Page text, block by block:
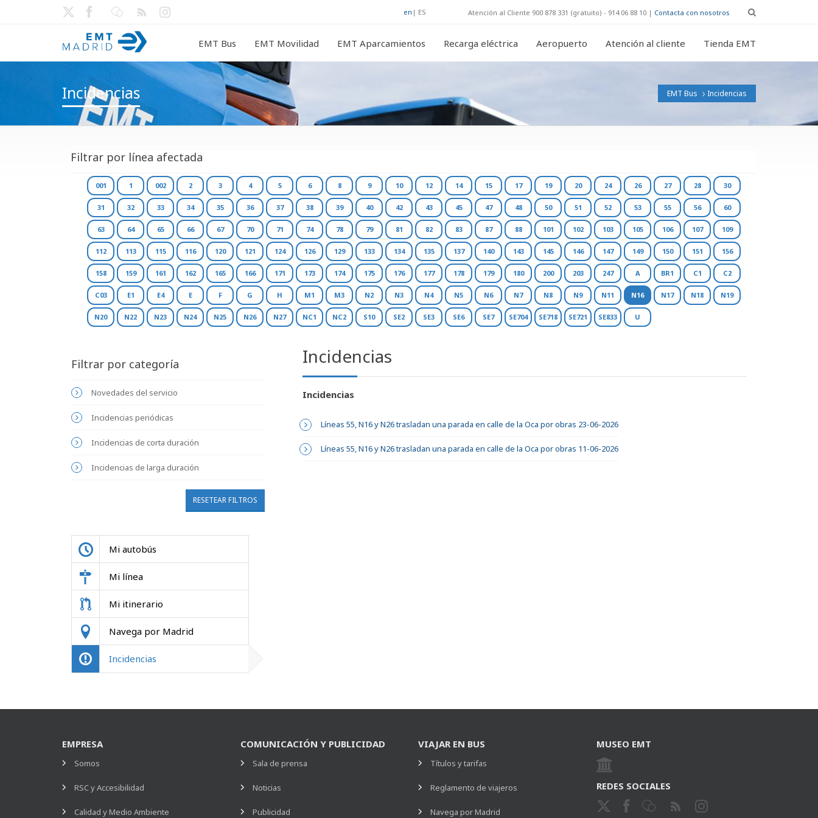
en | ES Atención al Cliente 900 878 331 (gratuito) - 914 06 88 10 | Contacta con nosotros
EMT Bus EMT Movilidad EMT Aparcamientos Recarga eléctrica Aeropuerto Atención al cliente Tienda EMT
Incidencias EMT Bus Incidencias
Filtrar por línea afectada
001 1 002 2 3 4 5 6 8 9 10 12 14 15 17 19 20 24 26 27 28 30
31 32 33 34 35 36 37 38 39 40 42 43 45 47 48 50 51 52 53 55 56 60
63 64 65 66 67 70 71 74 78 79 81 82 83 87 88 101 102 103 105 106 107 109
112 113 115 116 120 121 124 126 129 133 134 135 137 140 143 145 146 147 149 150 151 156
158 159 161 162 165 166 171 173 174 175 176 177 178 179 180 200 203 247 A BR1 C1 C2
C03 E1 E4 E F G H M1 M3 N2 N3 N4 N5 N6 N7 N8 N9 N11 N16 N17 N18 N19
N20 N22 N23 N24 N25 N26 N27 NC1 NC2 S10 SE2 SE3 SE6 SE7 SE704 SE718 SE721 SE833 U
Filtrar por categoría
Novedades del servicio
Incidencias periódicas
Incidencias de corta duración
Incidencias de larga duración
RESETEAR FILTROS
Mi autobús
Mi línea
Mi itinerario
Navega por Madrid
Incidencias
Incidencias
Incidencias
Líneas 55, N16 y N26 trasladan una parada en calle de la Oca por obras 23-06-2026
Líneas 55, N16 y N26 trasladan una parada en calle de la Oca por obras 11-06-2026
EMPRESA
Somos
RSC y Accesibilidad
Calidad y Medio Ambiente
COMUNICACIÓN Y PUBLICIDAD
Sala de prensa
Noticias
Publicidad
VIAJAR EN BUS
Títulos y tarifas
Reglamento de viajeros
Navega por Madrid
MUSEO EMT
REDES SOCIALES